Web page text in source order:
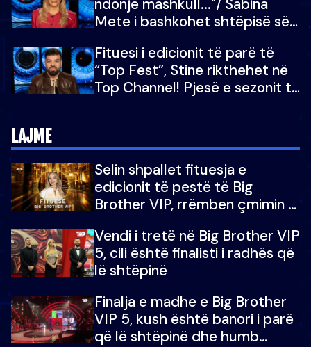
ndonjë mashkull..."/ Sabina
Mete i bashkohet shtëpisë së
për në fund!
Fituesi i edicionit të parë të
“Top Fest”, Stine rikthehet në
Top Channel! Pjesë e sezonit të
LAJME
Selin shpallet fituesja e
edicionit të pestë të Big
Brother VIP, rrëmben çmimin e
Vendi i tretë në Big Brother VIP
5, cili është finalisti i radhës që
lë shtëpinë
Finalja e madhe e Big Brother
VIP 5, kush është banori i parë
që lë shtëpinë dhe humb